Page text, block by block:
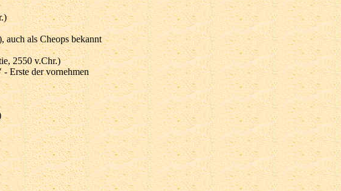
auch als Cheops bekannt
2550 v.Chr.)
Erste der vornehmen